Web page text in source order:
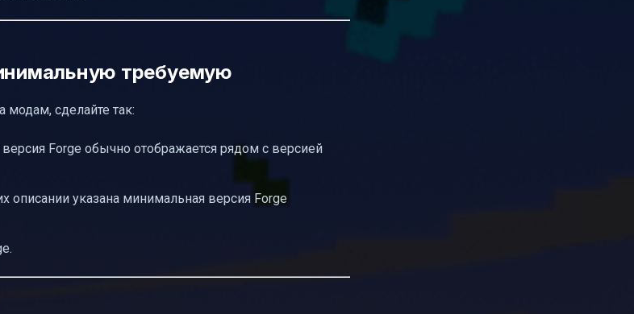
требуемую
модам, сделайте так:
Forge обычно отображается рядом с версией
описании указана минимальная версия Forge